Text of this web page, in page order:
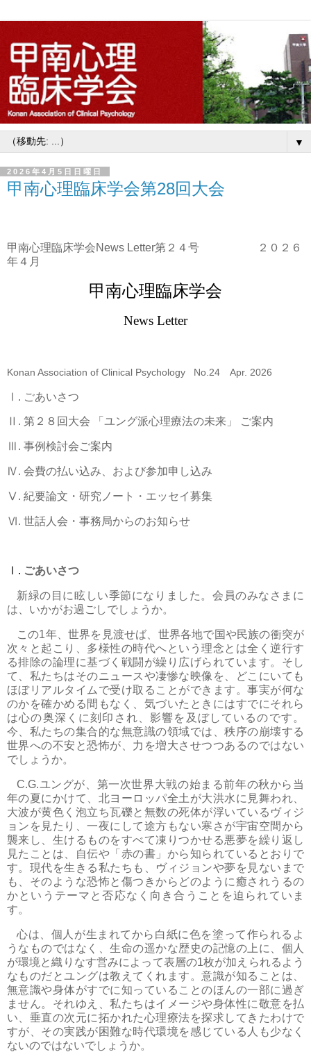
▼
2026年4月5日日曜日
甲南心理臨床学会第28回大会
甲南心理臨床学会News Letter第２４号 ２０２６
年４月
甲南心理臨床学会
News Letter
Konan Association of Clinical Psychology No.24 Apr. 2026
Ⅰ . ごあいさつ
Ⅱ . 第２８回大会 「ユング派心理療法の未来」 ご案内
Ⅲ . 事例検討会ご案内
Ⅳ. 会費の払い込み、および参加申し込み
Ⅴ . 紀要論文・研究ノート・エッセイ募集
Ⅵ. 世話人会・事務局からのお知らせ
Ⅰ . ごあいさつ
新緑の目に眩しい季節になりました。会員のみなさまに
は、いかがお過ごしでしょうか。
この1年、世界を見渡せば、世界各地で国や民族の衝突が
次々と起こり、多様性の時代へという理念とは全く逆行す
る排除の論理に基づく戦闘が繰り広げられています。そし
て、私たちはそのニュースや凄惨な映像を、どこにいても
ほぼリアルタイムで受け取ることができます。事実が何な
のかを確かめる間もなく、気づいたときにはすでにそれら
は心の奥深くに刻印され、影響を及ぼしているのです。
今、私たちの集合的な無意識の領域では、秩序の崩壊する
世界への不安と恐怖が、力を増大させつつあるのではない
でしょうか。
C.G.ユングが、第一次世界大戦の始まる前年の秋から当
年の夏にかけて、北ヨーロッパ全土が大洪水に見舞われ、
大波が黄色く泡立ち瓦礫と無数の死体が浮いているヴィジ
ョンを見たり、一夜にして途方もない寒さが宇宙空間から
襲来し、生けるものをすべて凍りつかせる悪夢を繰り返し
見たことは、自伝や「赤の書」から知られているとおりで
す。現代を生きる私たちも、ヴィジョンや夢を見ないまで
も、そのような恐怖と傷つきからどのように癒されうるの
かというテーマと否応なく向き合うことを迫られていま
す。
心は、個人が生まれてから白紙に色を塗って作られるよ
うなものではなく、生命の遥かな歴史の記憶の上に、個人
が環境と織りなす営みによって表層の1枚が加えられるよう
なものだとユングは教えてくれます。意識が知ることは、
無意識や身体がすでに知っていることのほんの一部に過ぎ
ません。それゆえ、私たちはイメージや身体性に敬意を払
い、垂直の次元に拓かれた心理療法を探求してきたわけで
すが、その実践が困難な時代環境を感じている人も少なく
ないのではないでしょうか。